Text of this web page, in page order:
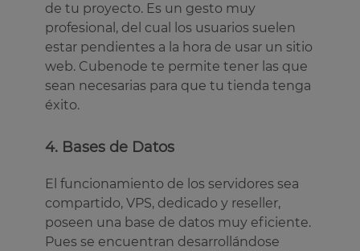
de tu proyecto. Es un gesto muy
profesional, del cual los usuarios suelen
estar pendientes a la hora de usar un sitio
web. Cubenode te permite tener las que
sean necesarias para que tu tienda tenga
éxito.
4. Bases de Datos
El funcionamiento de los servidores sea
compartido, VPS, dedicado y reseller,
poseen una base de datos muy eficiente.
Pues se encuentran desarrollándose